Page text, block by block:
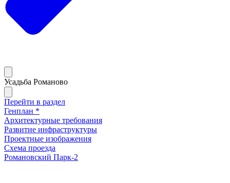
Усадьба Романово
Перейти в раздел
Генплан *
Архитектурные требования
Развитие инфраструктуры
Проектные изображения
Схема проезда
Романовский Парк-2